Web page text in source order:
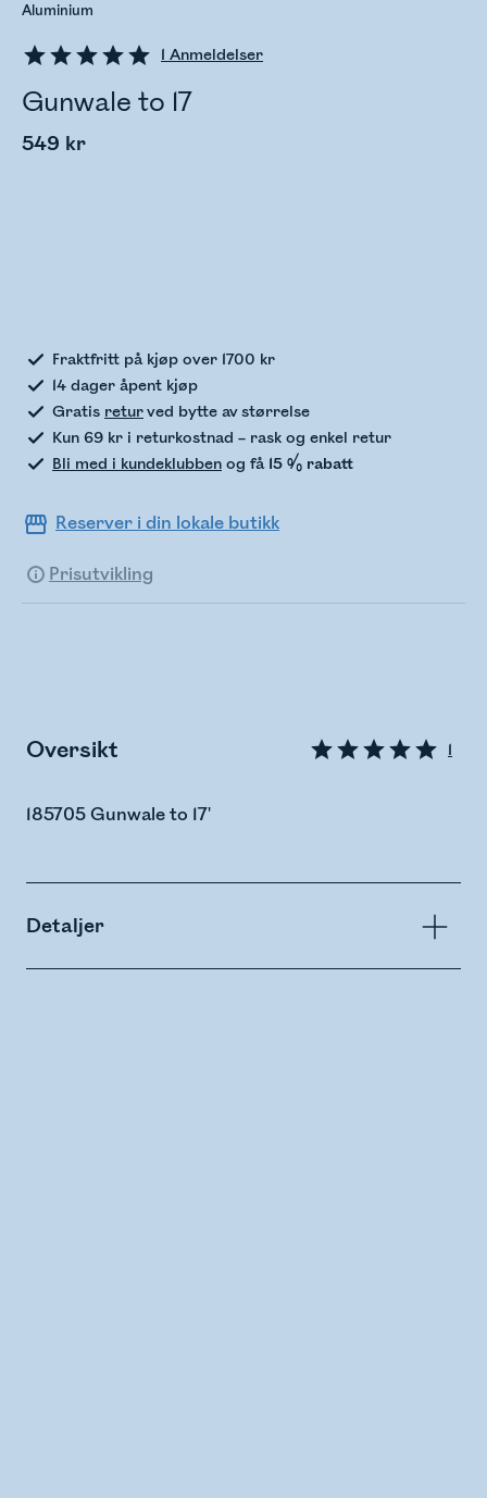
1 Anmeldelser
Gunwale to 17
549 kr
Aluminium
Fraktfritt på kjøp over 1700 kr
14 dager åpent kjøp
Gratis returved bytte av størrelse
Kun 69 kr i returkostnad – rask og enkel retur
Bli med i kundeklubben og få 15 % rabatt
Reserver i din lokale butikk
Prisutvikling
Oversikt 1
185705 Gunwale to 17'
Detaljer